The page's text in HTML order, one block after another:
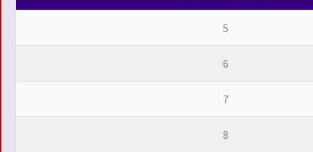
5
6
7
8